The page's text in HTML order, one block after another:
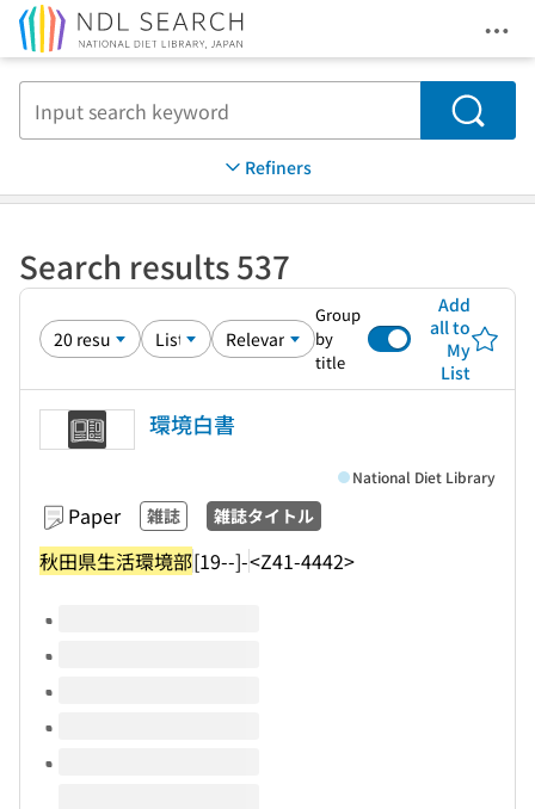
Search
Refiners
Search results 537
Group
by
title
Add
all to
My
List
環境白書
Paper 雑誌 雑誌タイトル
秋田県生活環境部[19--]-<Z41-4442>
National Diet Library
Volumes of this title